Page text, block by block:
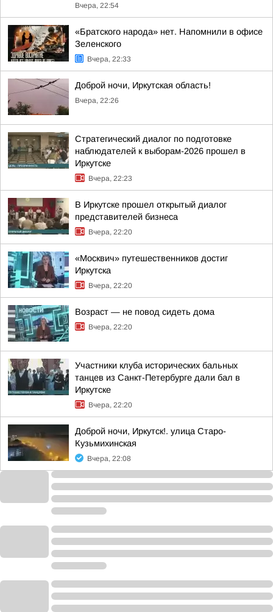
Вчера, 22:54
«Братского народа» нет. Напомнили в офисе
Зеленского
Вчера, 22:33
Доброй ночи, Иркутская область!
Вчера, 22:26
Стратегический диалог по подготовке
наблюдателей к выборам-2026 прошел в
Иркутске
Вчера, 22:23
В Иркутске прошел открытый диалог
представителей бизнеса
Вчера, 22:20
«Москвич» путешественников достиг
Иркутска
Вчера, 22:20
Возраст — не повод сидеть дома
Вчера, 22:20
Участники клуба исторических бальных
танцев из Санкт-Петербурге дали бал в
Иркутске
Вчера, 22:20
Доброй ночи, Иркутск!. улица Старо-
Кузьмихинская
Вчера, 22:08